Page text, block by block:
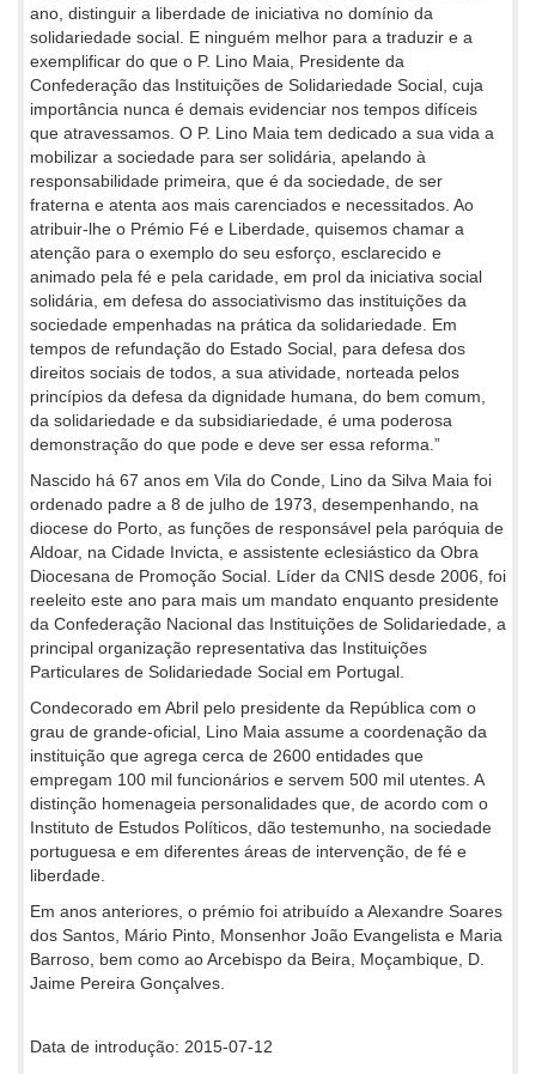
ano, distinguir a liberdade de iniciativa no domínio da
solidariedade social. E ninguém melhor para a traduzir e a
exemplificar do que o P. Lino Maia, Presidente da
Confederação das Instituições de Solidariedade Social, cuja
importância nunca é demais evidenciar nos tempos difíceis
que atravessamos. O P. Lino Maia tem dedicado a sua vida a
mobilizar a sociedade para ser solidária, apelando à
responsabilidade primeira, que é da sociedade, de ser
fraterna e atenta aos mais carenciados e necessitados. Ao
atribuir-lhe o Prémio Fé e Liberdade, quisemos chamar a
atenção para o exemplo do seu esforço, esclarecido e
animado pela fé e pela caridade, em prol da iniciativa social
solidária, em defesa do associativismo das instituições da
sociedade empenhadas na prática da solidariedade. Em
tempos de refundação do Estado Social, para defesa dos
direitos sociais de todos, a sua atividade, norteada pelos
princípios da defesa da dignidade humana, do bem comum,
da solidariedade e da subsidiariedade, é uma poderosa
demonstração do que pode e deve ser essa reforma.”
Nascido há 67 anos em Vila do Conde, Lino da Silva Maia foi
ordenado padre a 8 de julho de 1973, desempenhando, na
diocese do Porto, as funções de responsável pela paróquia de
Aldoar, na Cidade Invicta, e assistente eclesiástico da Obra
Diocesana de Promoção Social. Líder da CNIS desde 2006, foi
reeleito este ano para mais um mandato enquanto presidente
da Confederação Nacional das Instituições de Solidariedade, a
principal organização representativa das Instituições
Particulares de Solidariedade Social em Portugal.
Condecorado em Abril pelo presidente da República com o
grau de grande-oficial, Lino Maia assume a coordenação da
instituição que agrega cerca de 2600 entidades que
empregam 100 mil funcionários e servem 500 mil utentes. A
distinção homenageia personalidades que, de acordo com o
Instituto de Estudos Políticos, dão testemunho, na sociedade
portuguesa e em diferentes áreas de intervenção, de fé e
liberdade.
Em anos anteriores, o prémio foi atribuído a Alexandre Soares
dos Santos, Mário Pinto, Monsenhor João Evangelista e Maria
Barroso, bem como ao Arcebispo da Beira, Moçambique, D.
Jaime Pereira Gonçalves.
Data de introdução: 2015-07-12